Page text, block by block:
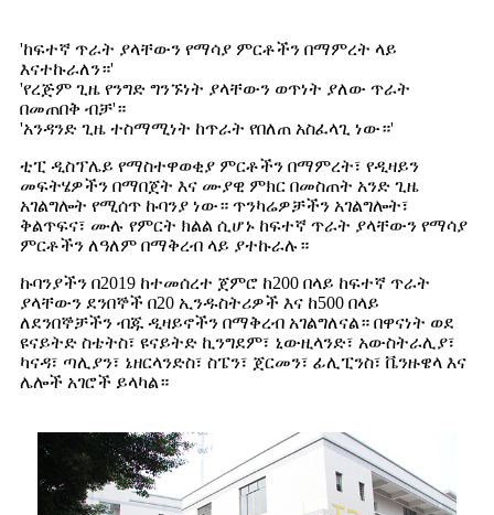
'ከፍተኛ ጥራት ያላቸውን የማሳያ ምርቶችን በማምረት ላይ
እናተኩራለን።'
'የረጅም ጊዜ የንግድ ግንኙነት ያላቸውን ወጥነት ያለው ጥራት
በመጠበቅ ብቻ'።
'አንዳንድ ጊዜ ተስማሚነት ከጥራት የበለጠ አስፈላጊ ነው።'
ቲፒ ዲስፕሌይ የማስተዋወቂያ ምርቶችን በማምረት፣ የዲዛይን
መፍትሄዎችን በማበጀት እና ሙያዊ ምክር በመስጠት አንድ ጊዜ
አገልግሎት የሚሰጥ ኩባንያ ነው። ጥንካሬዎቻችን አገልግሎት፣
ቅልጥፍና፣ ሙሉ የምርት ክልል ሲሆኑ ከፍተኛ ጥራት ያላቸውን የማሳያ
ምርቶችን ለዓለም በማቅረብ ላይ ያተኩራሉ።
ኩባንያችን በ2019 ከተመሰረተ ጀምሮ ከ200 በላይ ከፍተኛ ጥራት
ያላቸውን ደንበኞች በ20 ኢንዱስትሪዎች እና ከ500 በላይ
ለደንበኞቻችን ብጁ ዲዛይኖችን በማቅረብ አገልግለናል። በዋናነት ወደ
ዩናይትድ ስቴትስ፣ ዩናይትድ ኪንግደም፣ ኒውዚላንድ፣ አውስትራሊያ፣
ካናዳ፣ ጣሊያን፣ ኔዘርላንድስ፣ ስፔን፣ ጀርመን፣ ፊሊፒንስ፣ ቬንዙዌላ እና
ሌሎች አገሮች ይላካል።